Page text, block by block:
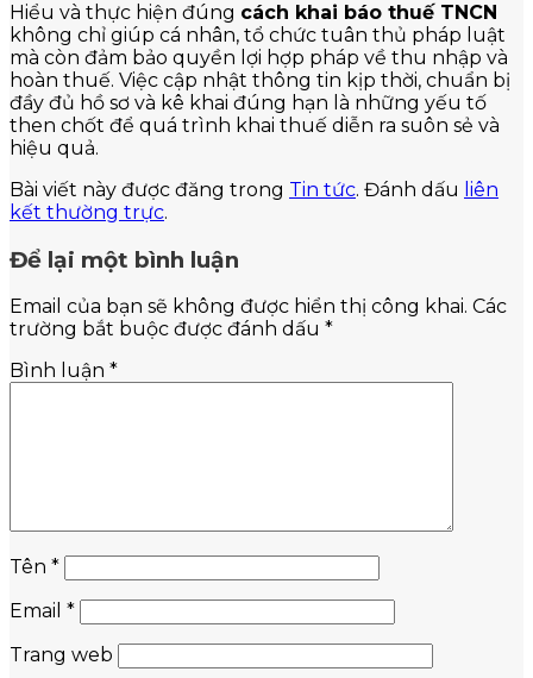
Hiểu và thực hiện đúng cách khai báo thuế TNCN
không chỉ giúp cá nhân, tổ chức tuân thủ pháp luật
mà còn đảm bảo quyền lợi hợp pháp về thu nhập và
hoàn thuế. Việc cập nhật thông tin kịp thời, chuẩn bị
đầy đủ hồ sơ và kê khai đúng hạn là những yếu tố
then chốt để quá trình khai thuế diễn ra suôn sẻ và
hiệu quả.
Bài viết này được đăng trong Tin tức. Đánh dấu liên
kết thường trực.
Để lại một bình luận
Email của bạn sẽ không được hiển thị công khai. Các
trường bắt buộc được đánh dấu *
Bình luận *
Tên *
Email *
Trang web